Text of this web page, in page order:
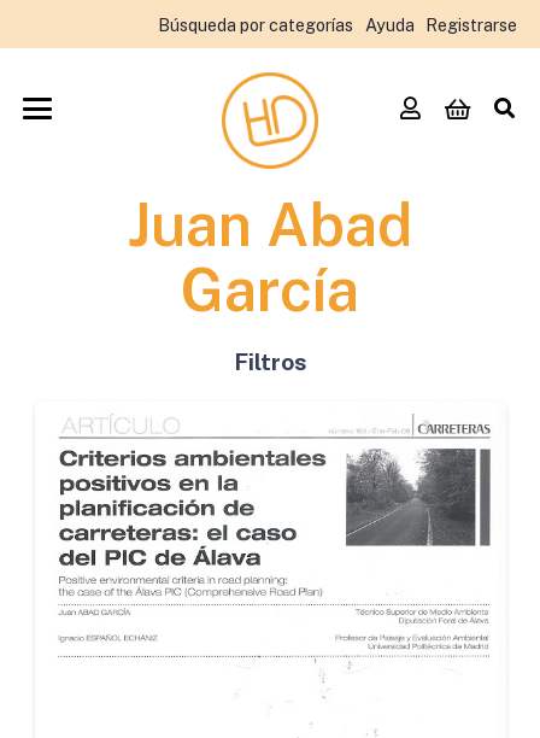
Búsqueda por categorías Ayuda Registrarse
Juan Abad
García
Filtros